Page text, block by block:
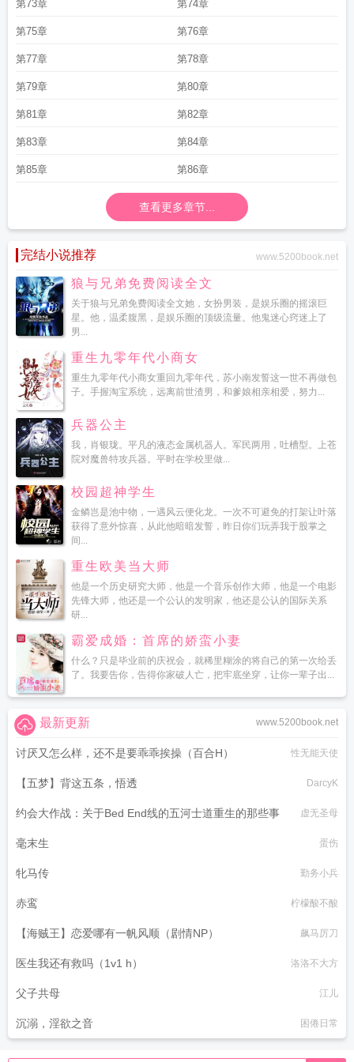
第73章 第74章
第75章 第76章
第77章 第78章
第79章 第80章
第81章 第82章
第83章 第84章
第85章 第86章
查看更多章节...
完结小说推荐 www.5200book.net
狼与兄弟免费阅读全文
关于狼与兄弟免费阅读全文她，女扮男装，是娱乐圈的摇滚巨
星。他，温柔腹黑，是娱乐圈的顶级流量。他鬼迷心窍迷上了
男...
重生九零年代小商女
重生九零年代小商女重回九零年代，苏小南发誓这一世不再做包
子。手握淘宝系统，远离前世渣男，和爹娘相亲相爱，努力...
兵器公主
我，肖银珑。平凡的液态金属机器人。军民两用，吐槽型。上苍
院对魔兽特攻兵器。平时在学校里做...
校园超神学生
金鳞岂是池中物，一遇风云便化龙。一次不可避免的打架让叶落
获得了意外惊喜，从此他暗暗发誓，昨日你们玩弄我于股掌之
间...
重生欧美当大师
他是一个历史研究大师，他是一个音乐创作大师，他是一个电影
先锋大师，他还是一个公认的发明家，他还是公认的国际关系
研...
霸爱成婚：首席的娇蛮小妻
什么？只是毕业前的庆祝会，就稀里糊涂的将自己的第一次给丢
了。我要告你，告得你家破人亡，把牢底坐穿，让你一辈子出...
www.5200book.net
最新更新
讨厌又怎么样，还不是要乖乖挨操（百合H） 性无能天使
【五梦】背这五条，悟透 DarcyK
约会大作战：关于Bed End线的五河士道重生的那些事 虚无圣母
毫末生 蛋伤
牝马传 勤务小兵
赤鸾 柠檬酸不酸
【海贼王】恋爱哪有一帆风顺（剧情NP） 飙马厉刀
医生我还有救吗（1v1 h） 洛洛不大方
父子共母 江儿
沉溺，淫欲之音 困倦日常